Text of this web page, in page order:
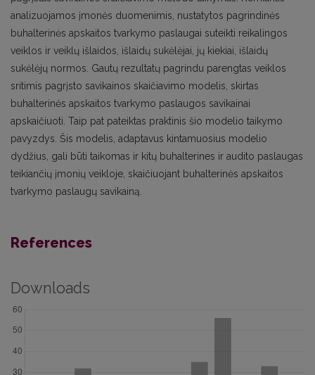
analizuojamos įmonės duomenimis, nustatytos pagrindinės
buhalterinės apskaitos tvarkymo paslaugai suteikti reikalingos
veiklos ir veiklų išlaidos, išlaidų sukėlėjai, jų kiekiai, išlaidų
sukėlėjų normos. Gautų rezultatų pagrindu parengtas veiklos
sritimis pagrįsto savikainos skaičiavimo modelis, skirtas
buhalterinės apskaitos tvarkymo paslaugos savikainai
apskaičiuoti. Taip pat pateiktas praktinis šio modelio taikymo
pavyzdys. Šis modelis, adaptavus kintamuosius modelio
dydžius, gali būti taikomas ir kitų buhalterines ir audito paslaugas
teikiančių įmonių veikloje, skaičiuojant buhalterinės apskaitos
tvarkymo paslaugų savikainą.
References
Downloads